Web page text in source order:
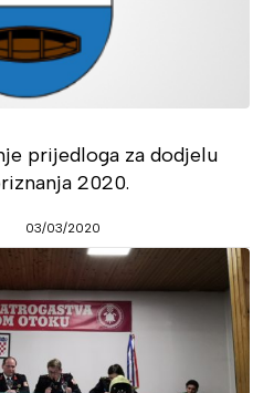
prijedloga za dodjelu
2020.
03/03/2020